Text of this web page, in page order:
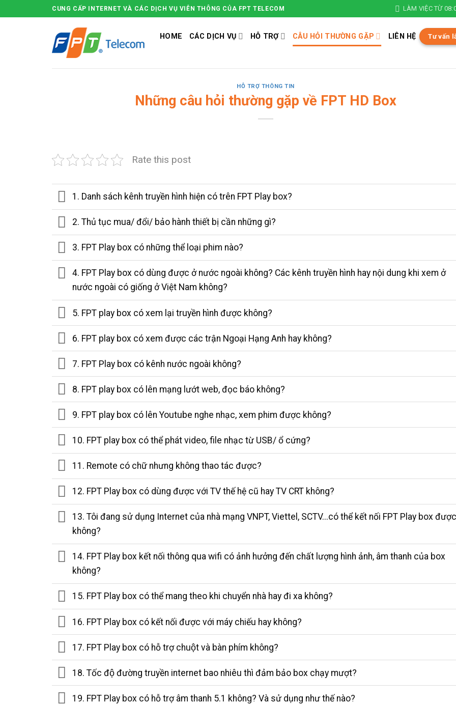
to
CUNG CẤP INTERNET VÀ CÁC DỊCH VỤ VIỄN THÔNG CỦA FPT TELECOM LÀM VIỆC TỪ
HOME CÁC DỊCH VỤ HỖ TRỢ CÂU HỎI THƯỜNG GẶP LIÊN HỆ Tư vấn
HỖ TRỢ THÔNG TIN
Những câu hỏi thường gặp về FPT HD Box
Rate this post
1. Danh sách kênh truyền hình hiện có trên FPT Play box?
2. Thủ tục mua/ đổi/ bảo hành thiết bị cần những gì?
3. FPT Play box có những thể loại phim nào?
4. FPT Play box có dùng được ở nước ngoài không? Các kênh truyền hình hay nội dung khi xem ở
nước ngoài có giống ở Việt Nam không?
5. FPT play box có xem lại truyền hình được không?
6. FPT play box có xem được các trận Ngoại Hạng Anh hay không?
7. FPT Play box có kênh nước ngoài không?
8. FPT play box có lên mạng lướt web, đọc báo không?
9. FPT play box có lên Youtube nghe nhạc, xem phim được không?
10. FPT play box có thể phát video, file nhạc từ USB/ ổ cứng?
11. Remote có chữ nhưng không thao tác được?
12. FPT Play box có dùng được với TV thế hệ cũ hay TV CRT không?
13. Tôi đang sử dụng Internet của nhà mạng VNPT, Viettel, SCTV...có thể kết nối FPT Play box
không?
14. FPT Play box kết nối thông qua wifi có ảnh hưởng đến chất lượng hình ảnh, âm thanh của box
không?
15. FPT Play box có thể mang theo khi chuyển nhà hay đi xa không?
16. FPT Play box có kết nối được với máy chiếu hay không?
17. FPT Play box có hỗ trợ chuột và bàn phím không?
18. Tốc độ đường truyền internet bao nhiêu thì đảm bảo box chạy mượt?
19. FPT Play box có hỗ trợ âm thanh 5.1 không? Và sử dụng như thế nào?